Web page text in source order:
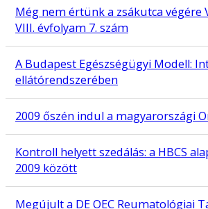
Még nem értünk a zsákutca végére
VIII. évfolyam 7. szám
A Budapest Egészségügyi Modell:
ellátórendszerében
2009 őszén indul a magyarországi
Kontroll helyett szedálás: a HBCS
2009 között
Megújult a DE OEC Reumatológiai